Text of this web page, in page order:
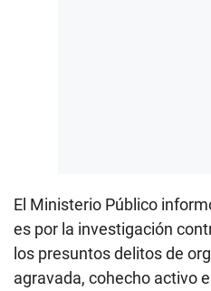
El Ministerio Público
es por la investigación
los presuntos delitos de
agravada, cohecho activo